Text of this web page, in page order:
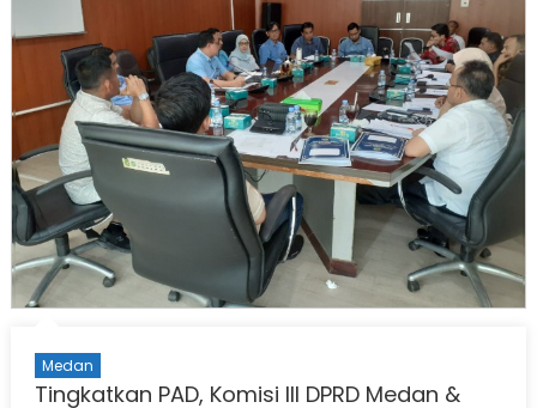
Medan
Tingkatkan PAD, Komisi III DPRD Medan &